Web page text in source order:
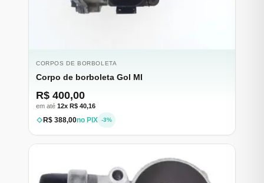
CORPOS DE BORBOLETA
Corpo de borboleta Gol MI
R$ 400,00
em até 12x R$ 40,16
R$ 388,00no PIX -3%